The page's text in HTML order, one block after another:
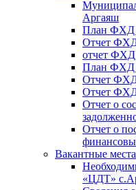
Аргаяш
План ФХД
Отчет ФХД
отчет ФХД
План ФХД
Отчет
Отчет
Отчет о
Отчет о
Вакантные
«ЦДТ»